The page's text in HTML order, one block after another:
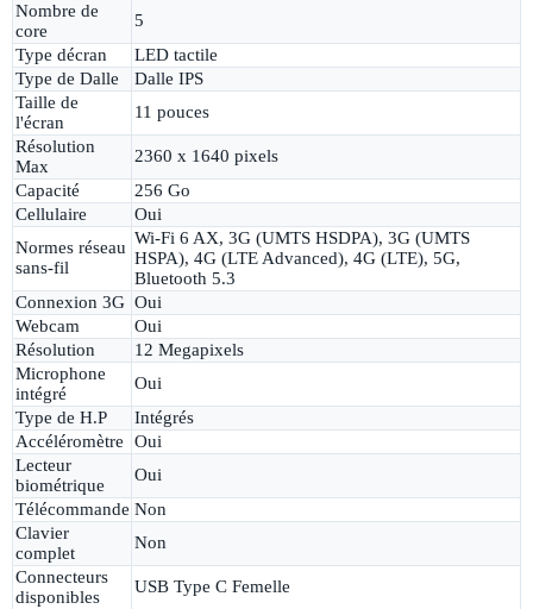
Nombre de
core
5
Type décran
LED tactile
Type de Dalle
Dalle IPS
Taille de
l'écran
11 pouces
Résolution
Max
2360 x 1640 pixels
Capacité
256 Go
Cellulaire
Oui
Normes réseau
sans-fil
Wi-Fi 6 AX, 3G (UMTS HSDPA), 3G (UMTS
HSPA), 4G (LTE Advanced), 4G (LTE), 5G,
Bluetooth 5.3
Connexion 3G Oui
Webcam
Oui
Résolution
12 Megapixels
Microphone
intégré
Oui
Type de H.P
Intégrés
Accéléromètre
Oui
Lecteur
biométrique
Oui
Télécommande Non
Clavier
complet
Non
Connecteurs
disponibles
USB Type C Femelle